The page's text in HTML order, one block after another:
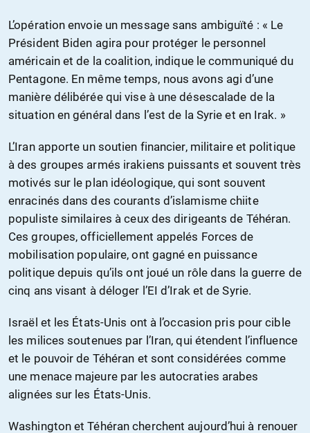
L’opération envoie un message sans ambiguïté : « Le
Président Biden agira pour protéger le personnel
américain et de la coalition, indique le communiqué du
Pentagone. En même temps, nous avons agi d’une
manière délibérée qui vise à une désescalade de la
situation en général dans l’est de la Syrie et en Irak. »
L’Iran apporte un soutien financier, militaire et politique
à des groupes armés irakiens puissants et souvent très
motivés sur le plan idéologique, qui sont souvent
enracinés dans des courants d’islamisme chiite
populiste similaires à ceux des dirigeants de Téhéran.
Ces groupes, officiellement appelés Forces de
mobilisation populaire, ont gagné en puissance
politique depuis qu’ils ont joué un rôle dans la guerre de
cinq ans visant à déloger l’EI d’Irak et de Syrie.
Israël et les États-Unis ont à l’occasion pris pour cible
les milices soutenues par l’Iran, qui étendent l’influence
et le pouvoir de Téhéran et sont considérées comme
une menace majeure par les autocraties arabes
alignées sur les États-Unis.
Washington et Téhéran cherchent aujourd’hui à renouer